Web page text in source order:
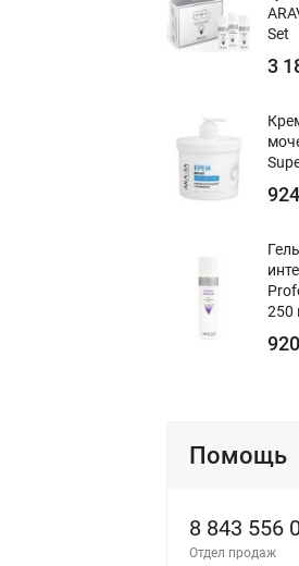
Set
3
924
250
920
Помощь
8 843 556
Отдел продаж